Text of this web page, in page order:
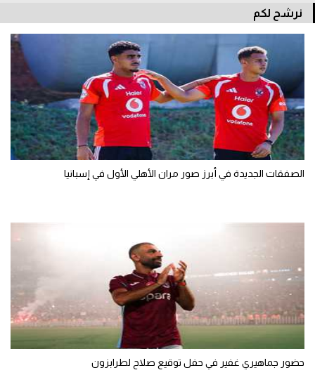
نرشح لكم
الصفقات الجديدة في أبرز صور مران الأهلي الأول في إسبانيا
حضور جماهيري غفير في حفل توقيع صلاح لطرابزون